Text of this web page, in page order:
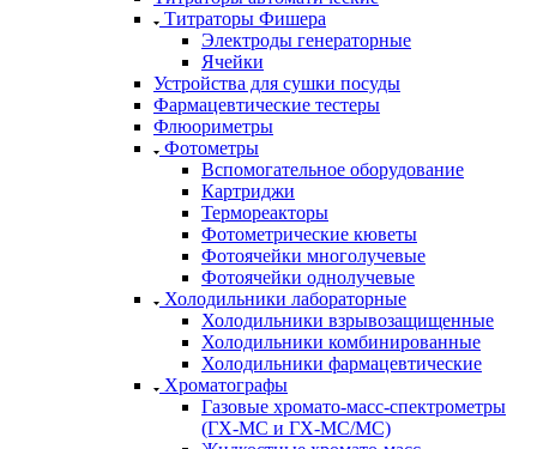
Титраторы Фишера
Электроды генераторные
Ячейки
Устройства для сушки посуды
Фармацевтические тестеры
Флюориметры
Фотометры
Вспомогательное оборудование
Картриджи
Термореакторы
Фотометрические кюветы
Фотоячейки многолучевые
Фотоячейки однолучевые
Холодильники лабораторные
Холодильники взрывозащищенные
Холодильники комбинированные
Холодильники фармацевтические
Хроматографы
Газовые хромато-масс-спектрометры
(ГХ-МС и ГХ-МС/МС)